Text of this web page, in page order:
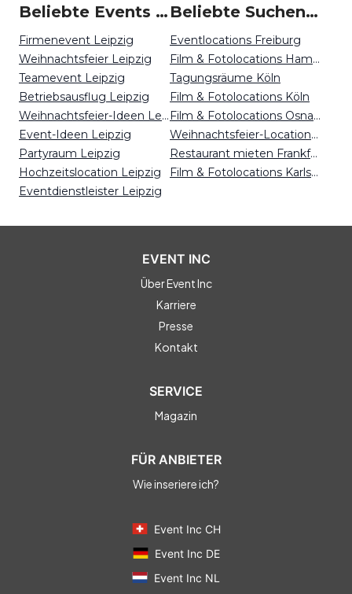
Beliebte Events in Leipzig
Firmenevent Leipzig
Weihnachtsfeier Leipzig
Teamevent Leipzig
Betriebsausflug Leipzig
Weihnachtsfeier-Ideen Leipzig
Event-Ideen Leipzig
Partyraum Leipzig
Hochzeitslocation Leipzig
Eventdienstleister Leipzig
Beliebte Suchen auf Event Inc
Eventlocations Freiburg
Film & Fotolocations Hamburg
Tagungsräume Köln
Film & Fotolocations Köln
Film & Fotolocations Osnabrück
Weihnachtsfeier-Locations Dortmund
Restaurant mieten Frankfurt
Film & Fotolocations Karlsruhe
EVENT INC
Über Event Inc
Karriere
Presse
Kontakt
SERVICE
Magazin
FÜR ANBIETER
Wie inseriere ich?
Event Inc CH
Event Inc DE
Event Inc NL